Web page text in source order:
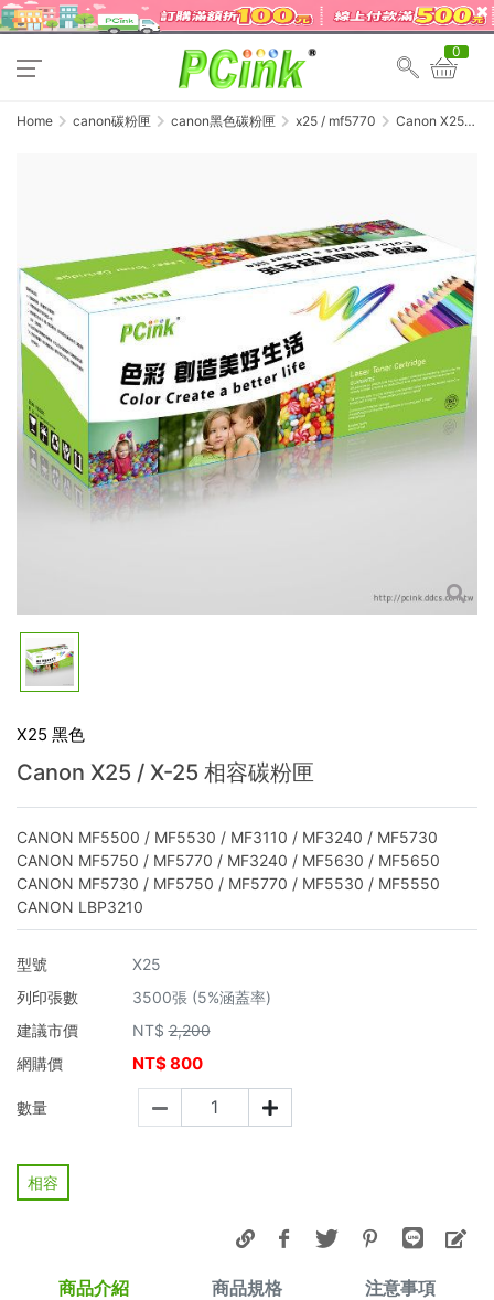
0
Home canon碳粉匣 canon黑色碳粉匣 x25 / mf5770
Canon X25 /
X25 黑色
Canon X25 / X-25 相容碳粉匣
CANON MF5500 / MF5530 / MF3110 / MF3240 / MF5730
CANON MF5750 / MF5770 / MF3240 / MF5630 / MF5650
CANON MF5730 / MF5750 / MF5770 / MF5530 / MF5550
CANON LBP3210
型號
X25
列印張數
3500張 (5%涵蓋率)
建議市價
NT$ 2,200
網購價
NT$800
數量
相容
商品介紹 商品規格 注意事項